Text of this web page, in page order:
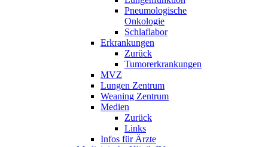
Pneumologische
Onkologie
Schlaflabor
Erkrankungen
Zurück
Tumorerkrankungen
MVZ
Lungen Zentrum
Weaning Zentrum
Medien
Zurück
Links
Infos für Ärzte